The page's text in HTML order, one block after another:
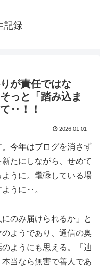
記録
が責任ではな
っと「踏み込ま
‥！！
2026.01.01
今年はブログを消さず
たにしながら、せめて
うに。耄碌している場
うに‥。
のみ届けられるか」と
ようであり、通信の奥
ようにも思える。「辿
当なら無害で善人であ